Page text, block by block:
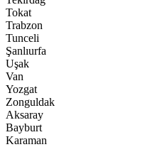
Tokat
Trabzon
Tunceli
Şanlıurfa
Uşak
Van
Yozgat
Zonguldak
Aksaray
Bayburt
Karaman